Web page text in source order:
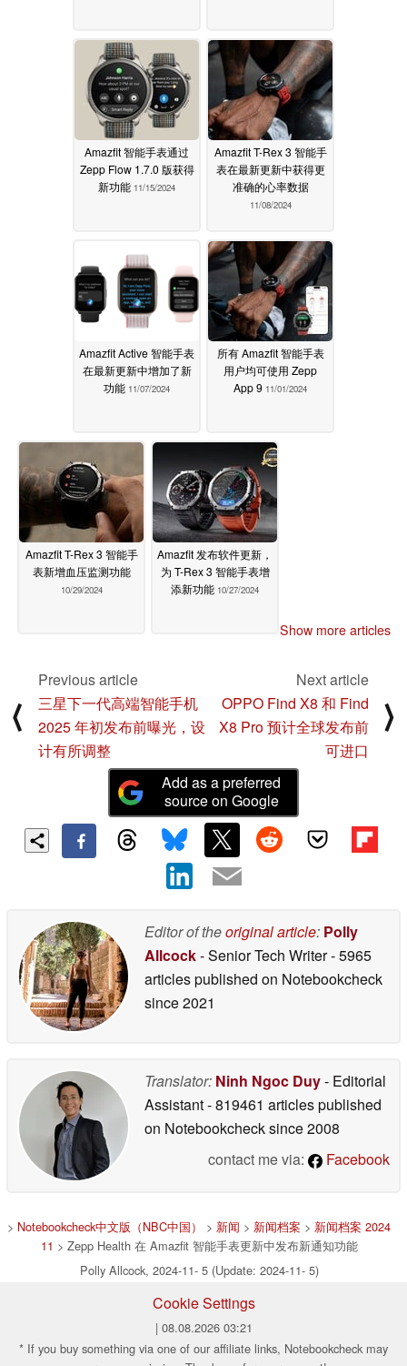
Amazfit 智能手表通过
Zepp Flow 1.7.0 版获得
新功能 11/15/2024
Amazfit T-Rex 3 智能手
表在最新更新中获得更
准确的心率数据
11/08/2024
Amazfit Active 智能手表
在最新更新中增加了新
功能 11/07/2024
所有 Amazfit 智能手表
用户均可使用 Zepp
App 9 11/01/2024
Amazfit T-Rex 3 智能手
表新增血压监测功能
10/29/2024
Amazfit 发布软件更新，
为 T-Rex 3 智能手表增
添新功能 10/27/2024
Show more articles
⟨
Previous article
三星下一代高端智能手机
2025 年初发布前曝光，设
计有所调整
Next article
OPPO Find X8 和 Find
X8 Pro 预计全球发布前
可进口
⟩
Add as a preferred
source on Google
Editor of theoriginal article: Polly
Allcock- Senior Tech Writer- 5965
articles published on Notebookcheck
since 2021
Translator: Ninh Ngoc Duy- Editorial
Assistant- 819461 articles published
on Notebookchecksince 2008
contact me via:
Facebook
> Notebookcheck中文版（NBC中国） > 新闻 > 新闻档案 > 新闻档案 2024
11 > Zepp Health 在 Amazfit 智能手表更新中发布新通知功能
Polly Allcock, 2024-11- 5 (Update: 2024-11- 5)
Cookie Settings
| 08.08.2026 03:21
* If you buy something via one of our affiliate links, Notebookcheck may